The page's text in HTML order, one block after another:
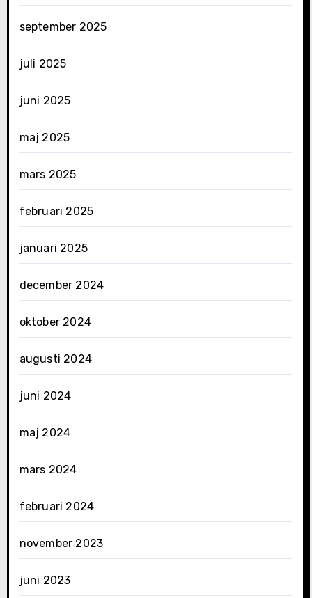
september 2025
juli 2025
juni 2025
maj 2025
mars 2025
februari 2025
januari 2025
december 2024
oktober 2024
augusti 2024
juni 2024
maj 2024
mars 2024
februari 2024
november 2023
juni 2023